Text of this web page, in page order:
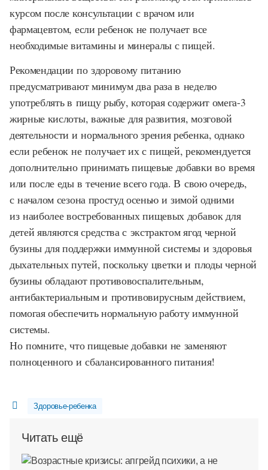
курсом после консультации с врачом или
фармацевтом, если ребенок не получает все
необходимые витамины и минералы с пищей.
Рекомендации по здоровому питанию
предусматривают минимум два раза в неделю
употреблять в пищу рыбу, которая содержит омега-3
жирные кислоты, важные для развития, мозговой
деятельности и нормального зрения ребенка, однако
если ребенок не получает их с пищей, рекомендуется
дополнительно принимать пищевые добавки во время
или после еды в течение всего года. В свою очередь,
с началом сезона простуд осенью и зимой одними
из наиболее востребованных пищевых добавок для
детей являются средства с экстрактом ягод черной
бузины для поддержки иммунной системы и здоровья
дыхательных путей, поскольку цветки и плоды черной
бузины обладают противовоспалительным,
антибактериальным и противовирусным действием,
помогая обеспечить нормальную работу иммунной
системы.
Но помните, что пищевые добавки не заменяют
полноценного и сбалансированного питания!
Здоровье-ребенка
Читать ещё